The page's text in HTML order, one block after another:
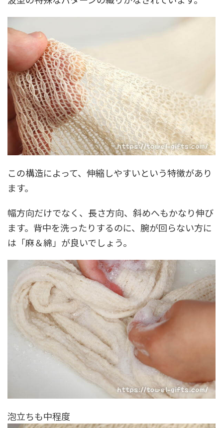
この構造によって、伸縮しやすいという特徴があり
ます。
幅方向だけでなく、長さ方向、斜めへもかなり伸び
ます。背中を洗ったりするのに、腕が回らない方に
は「麻＆綿」が良いでしょう。
泡立ちも中程度